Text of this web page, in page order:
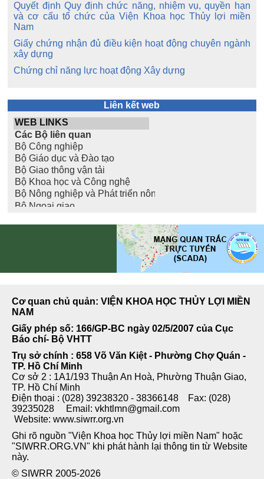
Quyết định Quy định chức năng, nhiệm vụ, quyền hạn
và cơ cấu tổ chức của Viện Khoa học Thủy lợi miền
Nam
Giấy chứng nhận đủ điều kiện hoạt động chuyên ngành
xây dựng
Chứng chỉ năng lực hoạt động Xây dựng
Liên kết web
Cơ quan chủ quản: VIỆN KHOA HỌC THỦY LỢI MIỀN
NAM
Giấy phép số: 166/GP-BC ngày 02/5/2007 của Cục
Báo chí- Bộ VHTT
Trụ sở chính : 658 Võ Văn Kiệt - Phường Chợ Quán -
TP. Hồ Chí Minh
Cơ sở 2 : 1A1/193 Thuận An Hoà, Phường Thuận Giao,
TP. Hồ Chí Minh
Điện thoại : (028) 39238320 - 38366148 Fax: (028)
39235028 Email: vkhtlmn@gmail.com
Website: www.siwrr.org.vn
Ghi rõ nguồn "Viện Khoa học Thủy lợi miền Nam" hoặc
"SIWRR.ORG.VN" khi phát hành lại thông tin từ Website
này.
© SIWRR 2005-2026